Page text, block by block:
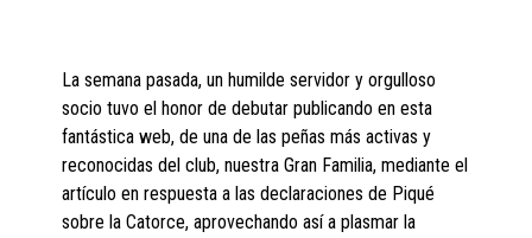
La semana pasada, un humilde servidor y orgulloso
socio tuvo el honor de debutar publicando en esta
fantástica web, de una de las peñas más activas y
reconocidas del club, nuestra Gran Familia, mediante el
artículo en respuesta a las declaraciones de Piqué
sobre la Catorce, aprovechando así a plasmar la